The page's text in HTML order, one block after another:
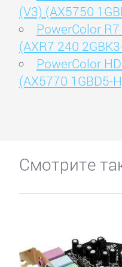
(V3) (AX5750
PowerColor
(AXR7 240
PowerColor
(AX5770 1GBD5-
Смотрите